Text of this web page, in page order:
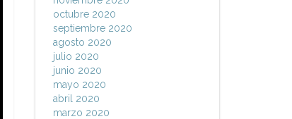
octubre 2020
septiembre 2020
agosto 2020
julio 2020
junio 2020
mayo 2020
abril 2020
marzo 2020